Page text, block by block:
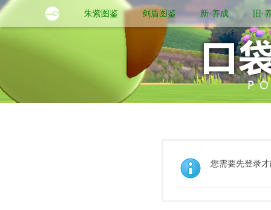
朱紫图鉴 剑盾图鉴 新·养成 旧·
您需要先登录